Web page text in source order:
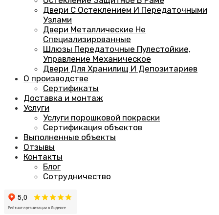
Двери С Остеклением И Передаточными
Узлами
Двери Металлические Не
Специализированные
Шлюзы Передаточные Пулестойкие,
Управление Механическое
Двери Для Хранилищ И Депозитариев
О производстве
Сертификаты
Доставка и монтаж
Услуги
Услуги порошковой покраски
Сертификация объектов
Выполненные объекты
Отзывы
Контакты
Блог
Сотрудничество